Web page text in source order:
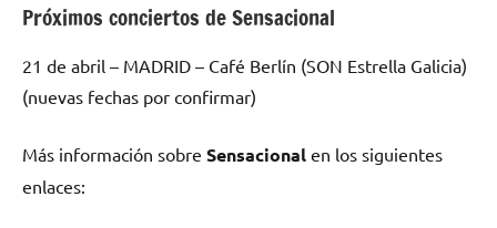
Próximos conciertos de Sensacional
21 de abril – MADRID – Café Berlín (SON Estrella Galicia)
(nuevas fechas por confirmar)
Más información sobre Sensacional en los siguientes
enlaces: